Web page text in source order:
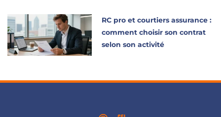
RC pro et courtiers assurance :
comment choisir son contrat
selon son activité